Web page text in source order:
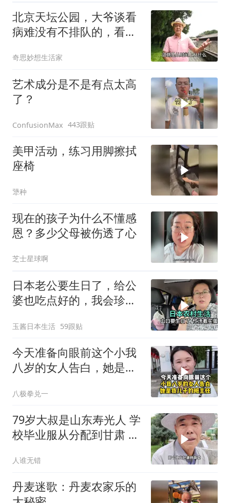
北京天坛公园，大爷谈看
病难没有不排队的，看个
奇思妙想生活家
艺术成分是不是有点太高
了？
ConfusionMax 443跟贴
美甲活动，练习用脚擦拭
座椅
犟种
现在的孩子为什么不懂感
恩？多少父母被伤透了心
芝士星球啊
日本老公要生日了，给公
婆也吃点好的，我会珍惜
玉酱日本生活 59跟贴
今天准备向眼前这个小我
八岁的女人告白，她是我
八极拳兑一
79岁大叔是山东寿光人 学
校毕业服从分配到甘肃 一
人谁无错
丹麦迷歌：丹麦农家乐的